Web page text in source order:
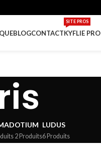
BLOGCONTACTKYFLIE PRO
SITE PROS
OTIUM
2 Produits
LUDUS
6 Produits